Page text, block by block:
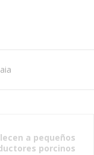
a pequeños
porcinos